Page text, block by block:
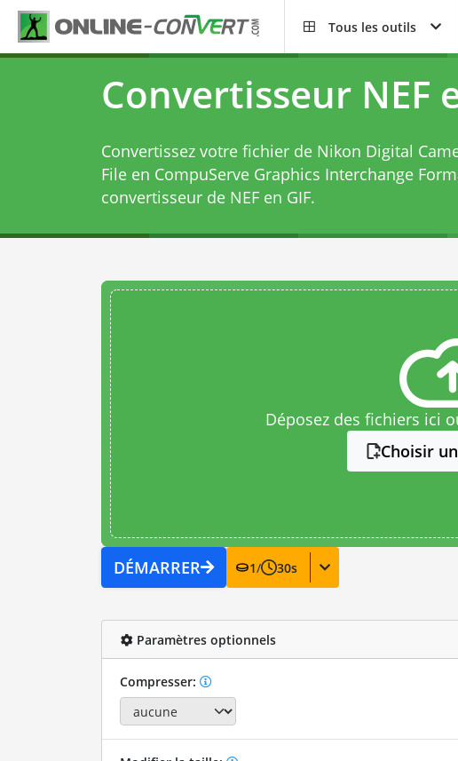
Tous les outils
Convertisseur NEF
Convertissez votre fichier de Nikon Digital
File en CompuServe Graphics Interchange
convertisseur de NEF en GIF.
Déposez des fichiers ici
Choisir
DÉMARRER 1/ 30s
Paramètres optionnels
Compresser: